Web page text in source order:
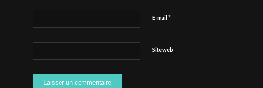
E-mail*
Site web